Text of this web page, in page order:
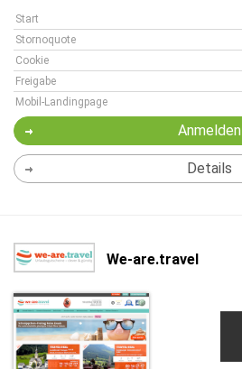
Start
Stornoquote
Cookie
Freigabe
Mobil-Landingpage
Anmelden
Details
We-are.travel